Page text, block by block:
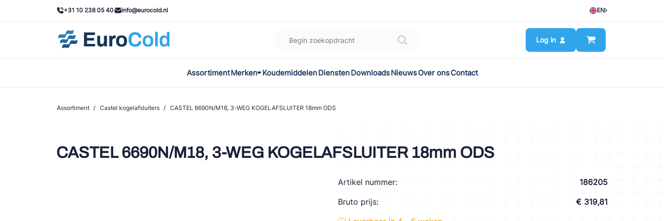
+31 10 238 05 40 info@eurocold.nl EN
Log in
AssortimentMerken
Castel
AWA
KoudemiddelenDienstenDownloadsNieuwsOver onsContact
Assortiment / Castel kogelafsluiters / CASTEL 6690N/M18, 3-WEG KOGELAFSLUITER 18mm ODS
CASTEL 6690N/M18, 3-WEG KOGELAFSLUITER 18mm ODS
Artikel nummer:
186205
Bruto prijs:
€ 319,81